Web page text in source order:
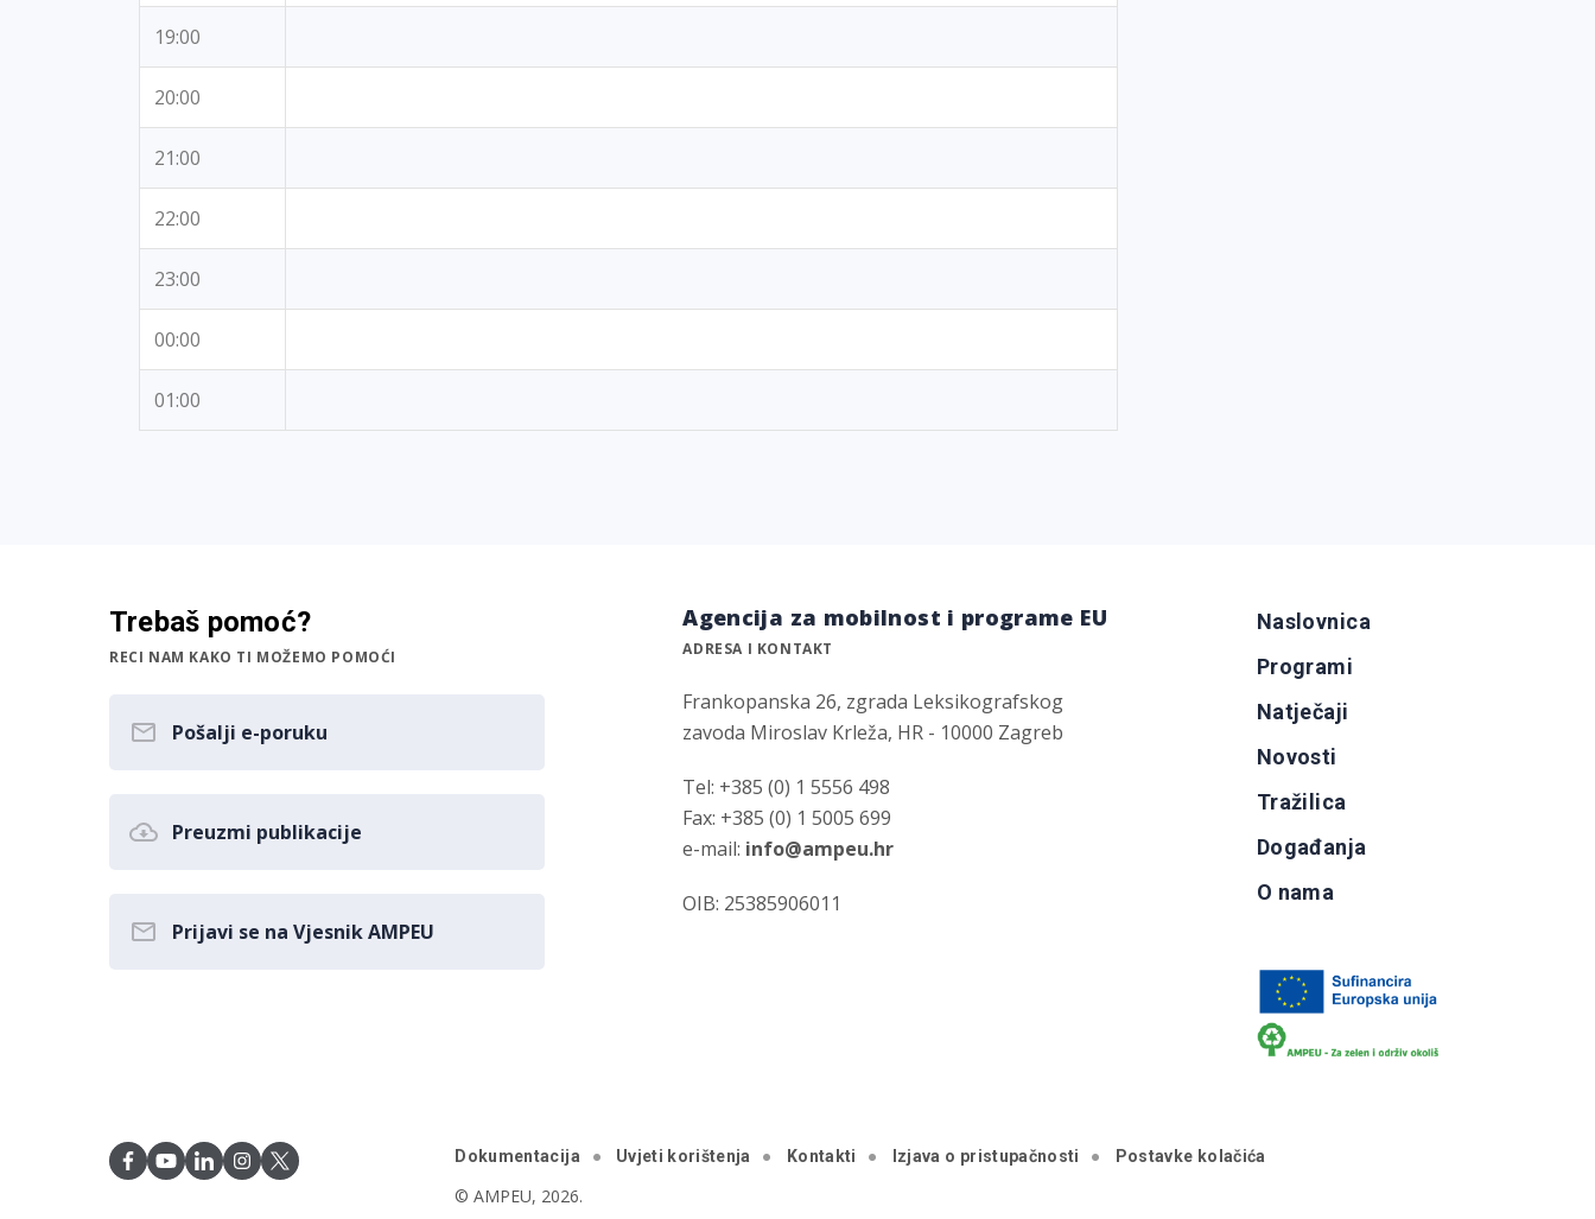
19:00
20:00
21:00
22:00
23:00
00:00
01:00
Trebaš pomoć?
RECI NAM KAKO TI MOŽEMO POMOĆI
Pošalji e-poruku
Preuzmi publikacije
Prijavi se na Vjesnik AMPEU
Agencija za mobilnost i programe EU
ADRESA I KONTAKT
Frankopanska 26, zgrada Leksikografskog
zavoda Miroslav Krleža, HR - 10000 Zagreb
Tel: +385 (0) 1 5556 498
Fax: +385 (0) 1 5005 699
e-mail: info@ampeu.hr
OIB: 25385906011
Naslovnica
Programi
Natječaji
Novosti
Tražilica
Događanja
O nama
Dokumentacija Uvjeti korištenja Kontakti Izjava o pristupačnosti Postavke kolačića
© AMPEU, 2026.